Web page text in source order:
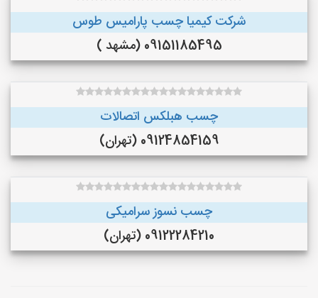
شرکت کیمیا چسب پارامیس طوس
09151185495 (مشهد )
چسب هبلکس اتصالات
09124854159 (تهران)
چسب نسوز سرامیکی
09122284210 (تهران)